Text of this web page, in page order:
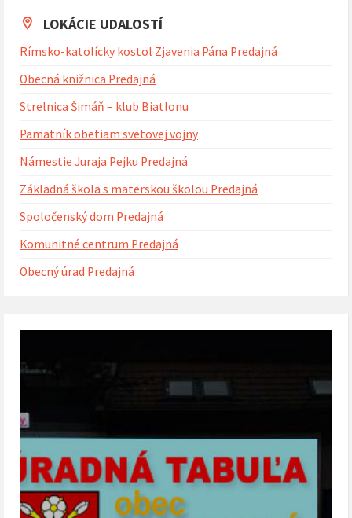
dni
LOKÁCIE UDALOSTÍ
Rímsko-katolícky kostol Zjavenia Pána Predajná
Obecná knižnica Predajná
Strelnica Šimáň – klub Biatlonu
Pamätník obetiam svetovej vojny
Námestie Juraja Pejku Predajná
Základná škola s materskou školou Predajná
Spoločenský dom Predajná
Komunitné centrum Predajná
Obecný úrad Predajná